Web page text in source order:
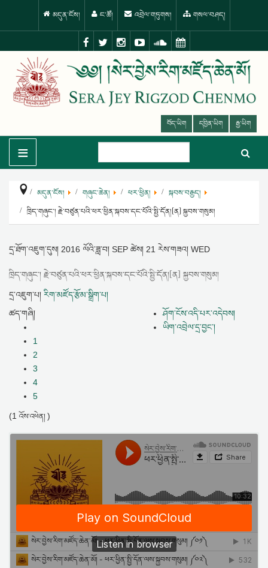
མདུན་ངོས། ང་ཚོ། འབྲེལ་གཏུགས། གསལ་བཤད།
བོད་ཡིག དབྱིན་ཡིག རྒྱ་ཡིག
≡
མདུན་ངོས། གཞུང་ཆེན། ཕར་ཕྱིན།
སྐབས་བརྒྱད།
ཁྲིད་གཞུང་། རྗེ་བཙུན་པའི་ཕར་ཕྱིན་སྐབས་དང་པོའི་སྤྱི་དོན།[ན] སྐྱབས་གསུམ།
དྲ་ཐོག་འཇུག་དུས། 2016 ལོའི་ཟླ་བ། SEP ཚེས། 21 རེས་གཟའ། WED
ཁྲིད་གཞུང་། རྗེ་བཙུན་པའི་ཕར་ཕྱིན་སྐབས་དང་པོའི་སྤྱི་དོན།[ན] སྐྱབས་གསུམ།
དྲ་འཇུག་པ། རིག་མཛོད་རྩོམ་སྒྲིག་པ།
ཤོག་ངོས་འདི་པར་འདེབས།
ཡིག་འབྲེལ་དྲ་བྱང་།
ཚད་གཞི།
1
2
3
4
5
(1འོས་འཕེན། )